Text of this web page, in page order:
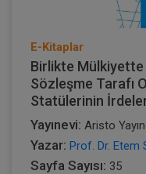
E-Kitaplar
Birlikte Mülkiyette
Sözleşme Tarafı
Statülerinin
Yayınevi: Aristo
Yazar: Prof. Dr. Etem
Sayfa Sayısı: 35